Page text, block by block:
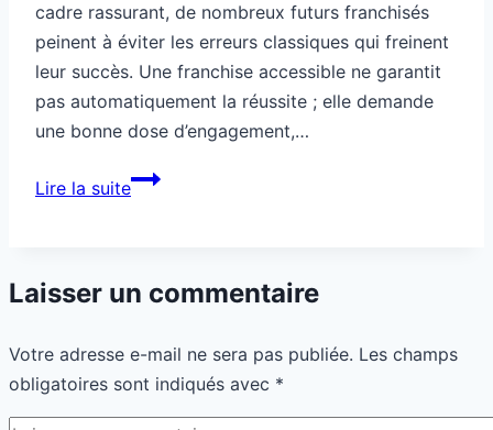
cadre rassurant, de nombreux futurs franchisés
peinent à éviter les erreurs classiques qui freinent
leur succès. Une franchise accessible ne garantit
pas automatiquement la réussite ; elle demande
une bonne dose d’engagement,…
Lire la suiteFranchise
les
classiques
Laisser un commentaire
Votre adresse e-mail ne sera pas publiée. Les champs
obligatoires sont indiqués avec *